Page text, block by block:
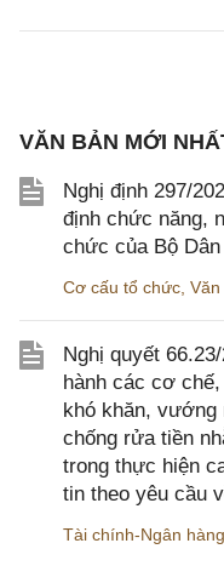
VĂN BẢN MỚI
Nghị định 297/
định chức năng,
chức của Bộ
Cơ cấu tổ chức
Nghị quyết
hành các cơ
khó khăn, vướng
chống rửa tiền
trong thực hiện
tin theo yêu cầu
Tài chính-Ngân hàng